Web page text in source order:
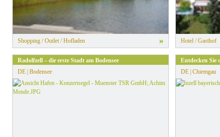
Shopping / Outlet / Hofladen » Hotel / Gasthof
Radolfzell – die erste Stadt am Bodensee
DE | Bodensee
Entdecken Sie
DE | Chiemgau